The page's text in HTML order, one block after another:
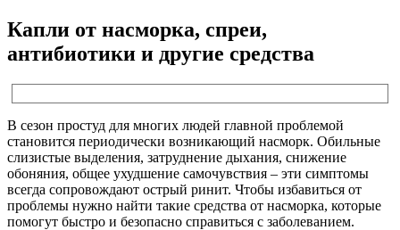
Капли от насморка, спреи,
антибиотики и другие средства
В сезон простуд для многих людей главной проблемой
становится периодически возникающий насморк. Обильные
слизистые выделения, затруднение дыхания, снижение
обоняния, общее ухудшение самочувствия – эти симптомы
всегда сопровождают острый ринит. Чтобы избавиться от
проблемы нужно найти такие средства от насморка, которые
помогут быстро и безопасно справиться с заболеванием.